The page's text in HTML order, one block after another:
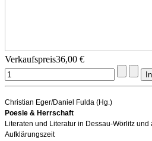
Verkaufspreis36,00 €
Christian Eger/Daniel Fulda (Hg.)
Poesie & Herrschaft
Literaten und Literatur in Dessau-Wörlitz
Aufklärungszeit